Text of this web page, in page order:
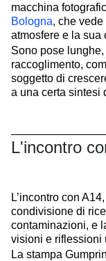
macchina
Bologna, che
atmosfere e la sua
Sono pose
raccoglimento,
soggetto di
a una certa sintesi
L'incontro
L’incontro con
condivisione di
contaminazioni, e
visioni e riflessioni
La stampa